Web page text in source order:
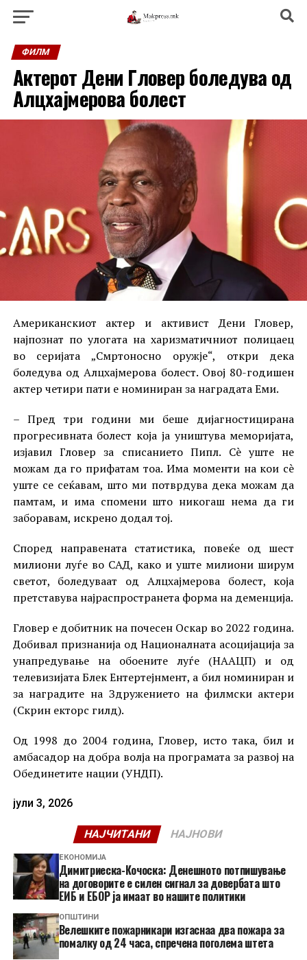
ФИЛМ
Актерот Дени Гловер боледува од
Алцхајмерова болест
Американскиот актер и активист Дени Гловер,
најпознат по улогата на харизматичниот полицаец
во серијата „Смртоносно оружје“, откри дека
боледува од Алцхајмерова болест. Овој 80-годишен
актер четири пати е номиниран за наградата Еми.
– Пред три години ми беше дијагностицирана
прогресивната болест која ја уништува меморијата,
изјавил Гловер за списанието Пипл. Сè уште не
можам да го прифатам тоа. Има моменти на кои сè
уште се сеќавам, што ми потврдува дека можам да
памтам, и има спомени што никогаш нема да ги
заборавам, искрено додал тој.
Според направената статистика, повеќе од шест
милиони луѓе во САД, како и уште милиони ширум
светот, боледуваат од Алцхајмерова болест, која
претставува најраспространета форма на деменција.
Гловер е добитник на почесен Оскар во 2022 година.
Добивал признанија од Националната асоцијација за
унапредување на обоените луѓе (НААЦП) и од
телевизијата Блек Ентертејнмент, а бил номиниран и
за наградите на Здружението на филмски актери
(Скрин екторс гилд).
Од 1998 до 2004 година, Гловер, исто така, бил и
амбасадор на добра волја на програмата за развој на
Обединетите нации (УНДП).
јули 3, 2026
НАЈЧИТАНИ НАЈНОВИ
ЕКОНОМИЈА
Димитриеска-Кочоска: Денешното потпишување
на договорите е силен сигнал за довербата што
ЕИБ и ЕБОР ја имаат во нашите политики
ОПШТИНИ
Велешките пожарникари изгаснаа два пожара за
помалку од 24 часа, спречена поголема штета